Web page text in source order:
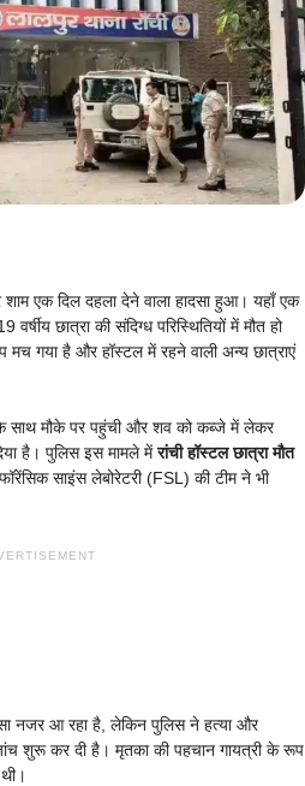
शाम एक दिल दहला देने वाला हादसा हुआ। यहाँ एक
छात्रा की संदिग्ध परिस्थितियों में मौत हो
गया है और हॉस्टल में रहने वाली अन्य छात्राएं
साथ मौके पर पहुंची और शव को कब्जे में लेकर
है। पुलिस इस मामले मेंरांची हॉस्टल छात्रा मौत
साइंस लेबोरेटरी (FSL) की टीम ने भी
नजर आ रहा है, लेकिन पुलिस ने हत्या और
शुरू कर दी है। मृतका की पहचान गायत्री के रूप